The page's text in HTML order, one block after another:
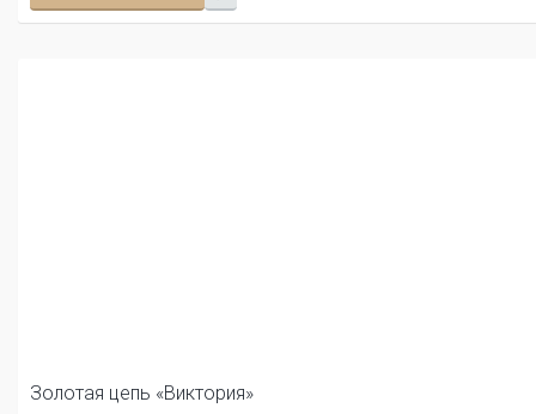
Золотая цепь «Виктория»